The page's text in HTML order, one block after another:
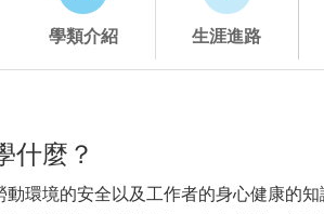
學類介紹 生涯進路
什麼？
動環境的安全以及工作者的身心健康的